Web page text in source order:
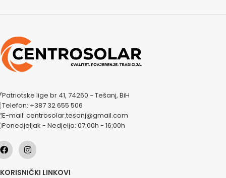
Patriotske lige br 41, 74260 - Tešanj, BiH
Telefon: +387 32 655 506
E-mail: centrosolar.tesanj@gmail.com
Ponedjeljak - Nedjelja: 07:00h - 16:00h
KORISNIČKI LINKOVI